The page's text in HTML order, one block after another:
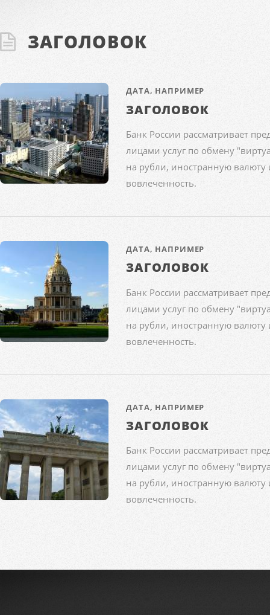
ЗАГОЛОВОК
ДАТА, НАПРИМЕР
ЗАГОЛОВОК
Банк России рассматривает
лицами услуг по обмену
на рубли, иностранную
вовлеченность.
ДАТА, НАПРИМЕР
ЗАГОЛОВОК
Банк России рассматривает
лицами услуг по обмену
на рубли, иностранную
вовлеченность.
ДАТА, НАПРИМЕР
ЗАГОЛОВОК
Банк России рассматривает
лицами услуг по обмену
на рубли, иностранную
вовлеченность.